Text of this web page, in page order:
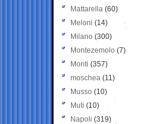
Mattarella (60)
Meloni (14)
Milano (300)
Montezemolo (7)
Monti (357)
moschea (11)
Musso (10)
Muti (10)
Napoli (319)